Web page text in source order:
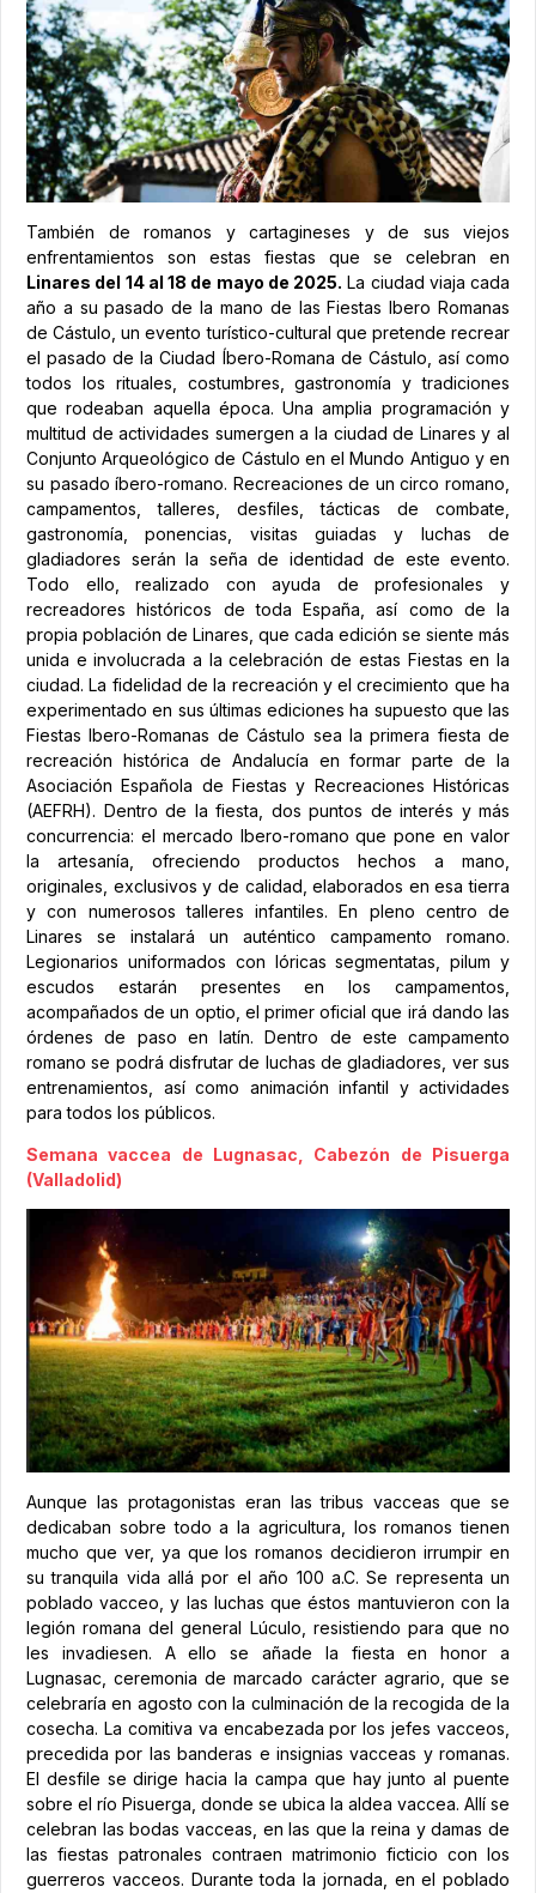
También de romanos y cartagineses y de sus viejos
enfrentamientos son estas fiestas que se celebran en
Linares del 14 al 18 de mayo de 2025. La ciudad viaja cada
año a su pasado de la mano de las Fiestas Ibero Romanas
de Cástulo, un evento turístico-cultural que pretende recrear
el pasado de la Ciudad Íbero-Romana de Cástulo, así como
todos los rituales, costumbres, gastronomía y tradiciones
que rodeaban aquella época. Una amplia programación y
multitud de actividades sumergen a la ciudad de Linares y al
Conjunto Arqueológico de Cástulo en el Mundo Antiguo y en
su pasado íbero-romano. Recreaciones de un circo romano,
campamentos, talleres, desfiles, tácticas de combate,
gastronomía, ponencias, visitas guiadas y luchas de
gladiadores serán la seña de identidad de este evento.
Todo ello, realizado con ayuda de profesionales y
recreadores históricos de toda España, así como de la
propia población de Linares, que cada edición se siente más
unida e involucrada a la celebración de estas Fiestas en la
ciudad. La fidelidad de la recreación y el crecimiento que ha
experimentado en sus últimas ediciones ha supuesto que las
Fiestas Ibero-Romanas de Cástulo sea la primera fiesta de
recreación histórica de Andalucía en formar parte de la
Asociación Española de Fiestas y Recreaciones Históricas
(AEFRH). Dentro de la fiesta, dos puntos de interés y más
concurrencia: el mercado Ibero-romano que pone en valor
la artesanía, ofreciendo productos hechos a mano,
originales, exclusivos y de calidad, elaborados en esa tierra
y con numerosos talleres infantiles. En pleno centro de
Linares se instalará un auténtico campamento romano.
Legionarios uniformados con lóricas segmentatas, pilum y
escudos estarán presentes en los campamentos,
acompañados de un optio, el primer oficial que irá dando las
órdenes de paso en latín. Dentro de este campamento
romano se podrá disfrutar de luchas de gladiadores, ver sus
entrenamientos, así como animación infantil y actividades
para todos los públicos.
Semana vaccea de Lugnasac, Cabezón de Pisuerga
(Valladolid)
Aunque las protagonistas eran las tribus vacceas que se
dedicaban sobre todo a la agricultura, los romanos tienen
mucho que ver, ya que los romanos decidieron irrumpir en
su tranquila vida allá por el año 100 a.C. Se representa un
poblado vacceo, y las luchas que éstos mantuvieron con la
legión romana del general Lúculo, resistiendo para que no
les invadiesen. A ello se añade la fiesta en honor a
Lugnasac, ceremonia de marcado carácter agrario, que se
celebraría en agosto con la culminación de la recogida de la
cosecha. La comitiva va encabezada por los jefes vacceos,
precedida por las banderas e insignias vacceas y romanas.
El desfile se dirige hacia la campa que hay junto al puente
sobre el río Pisuerga, donde se ubica la aldea vaccea. Allí se
celebran las bodas vacceas, en las que la reina y damas de
las fiestas patronales contraen matrimonio ficticio con los
guerreros vacceos. Durante toda la jornada, en el poblado